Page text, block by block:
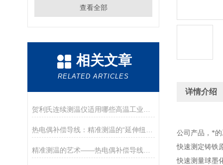
查看全部
相关文章
RELATED ARTICLES
精准测温的艺术——热电偶补偿导线的奥秘
详情介绍
公司产品，*
快速测定铸铁
快速测量球墨